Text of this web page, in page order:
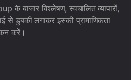
बाजार विश्लेषण, स्वचालित व्यापारों,
से डुबकी लगाकर इसकी प्रामाणिकता
करें।